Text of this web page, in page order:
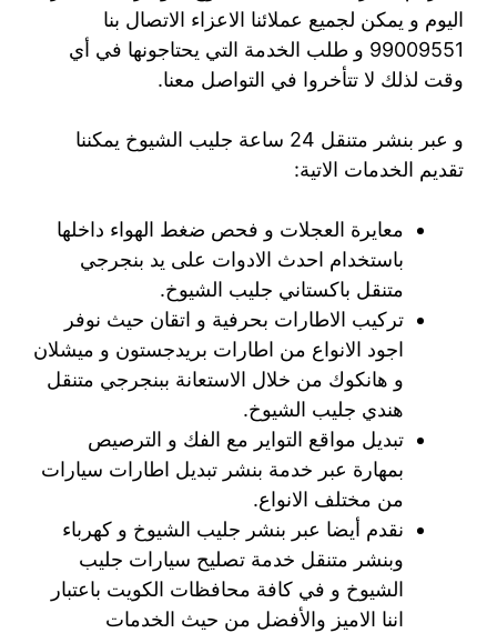
اليوم و يمكن لجميع عملائنا الاعزاء الاتصال بنا
99009551‬ و طلب الخدمة التي يحتاجونها في أي
وقت لذلك لا تتأخروا في التواصل معنا.
و عبر بنشر متنقل 24 ساعة جليب الشيوخ يمكننا
تقديم الخدمات الاتية:
معايرة العجلات و فحص ضغط الهواء داخلها
باستخدام احدث الادوات على يد بنجرجي
متنقل باكستاني جليب الشيوخ.
تركيب الاطارات بحرفية و اتقان حيث نوفر
اجود الانواع من اطارات بريدجستون و ميشلان
و هانكوك من خلال الاستعانة ببنجرجي متنقل
هندي جليب الشيوخ.
تبديل مواقع التواير مع الفك و الترصيص
بمهارة عبر خدمة بنشر تبديل اطارات سيارات
من مختلف الانواع.
نقدم أيضا عبر بنشر جليب الشيوخ و كهرباء
وبنشر متنقل خدمة تصليح سيارات جليب
الشيوخ و في كافة محافظات الكويت باعتبار
اننا الاميز والأفضل من حيث الخدمات